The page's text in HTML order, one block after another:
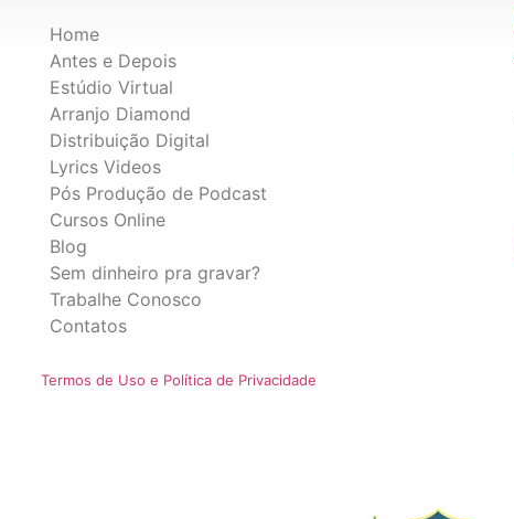
Home
Antes e Depois
Estúdio Virtual
Arranjo Diamond
Distribuição Digital
Lyrics Videos
Pós Produção de Podcast
Cursos Online
Blog
Sem dinheiro pra gravar?
Trabalhe Conosco
Contatos
Termos de Uso e Política de Privacidade